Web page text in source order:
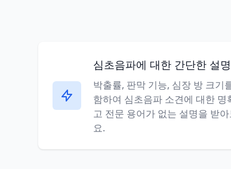
심초음파에 대한 간단한 설명
박출률, 판막 기능, 심장 방 크기
함하여 심초음파 소견에 대한 명
고 전문 용어가 없는 설명을 받아
요.